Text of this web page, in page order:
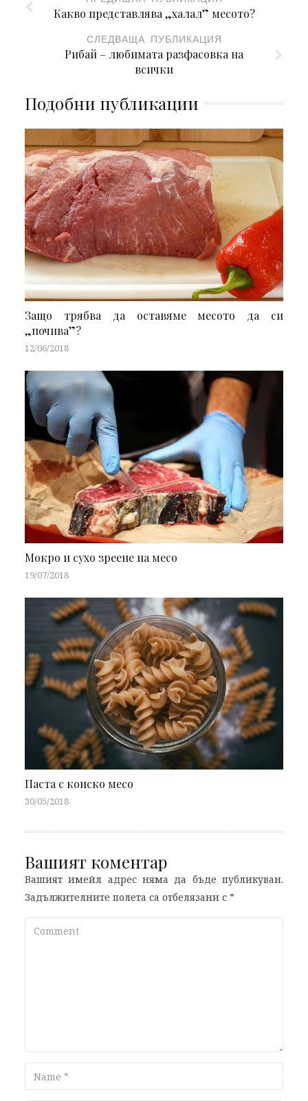
Какво представлява „халал” месото?
СЛЕДВАЩА ПУБЛИКАЦИЯ
Рибай – любимата разфасовка на
всички
Подобни публикации
Защо трябва да оставяме месото да си
„почива”?
12/06/2018
Мокро и сухо зреене на месо
19/07/2018
Паста с конско месо
30/05/2018
Вашият коментар
Вашият имейл адрес няма да бъде публикуван.
Задължителните полета са отбелязани с *
Comment
Name